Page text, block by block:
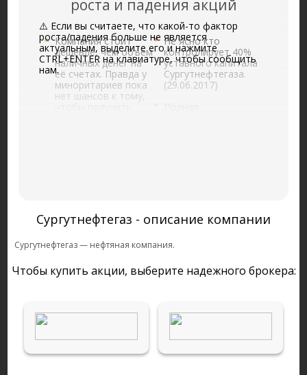
роста и падения акций
Компания стоит
дешевле, чем объем
наличных денег на
её счетах. Правда у
миноритариев пока
нет шансов к тому,
компании может
вызвать
существенную
переоценку акций -
вырасти более чем
уже полностью
программу
Есть слабая
Не ясно кто
контролирует 40%
уставного капитала
Сургутнефтегаза.
(29.06.2017)
обыкновенную
акцию(23.05.2023)
⚠️ Если вы считаете, что какой-то фактор
роста/падения больше не является
актуальным, выделите его и нажмите
CTRL+ENTER на клавиатуре, чтобы сообщить
нам.
Сургутнефтегаз - описание компании
Сургутнефтегаз — нефтяная компания.
Чтобы купить акции, выберите надежного брокера: